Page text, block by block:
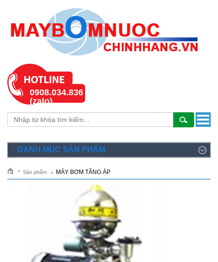
0908.034.836
(zalo)
DANH MỤC SẢN PHẨM
Sản phẩm MÁY BƠM TĂNG ÁP